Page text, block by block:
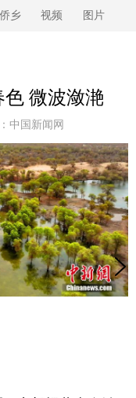
侨乡 视频 图片
微波潋滟
中国新闻网